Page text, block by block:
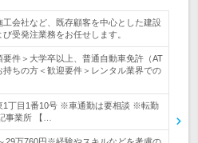
会社など、既存顧客を中心とした建設
受発注業務をお任せします。
件＞大学卒以上、普通自動車免許（AT
ちの方＜歓迎要件＞レンタル業界での
1丁目1番10号 ※車通勤は要相談 ※転勤
事業所 【…